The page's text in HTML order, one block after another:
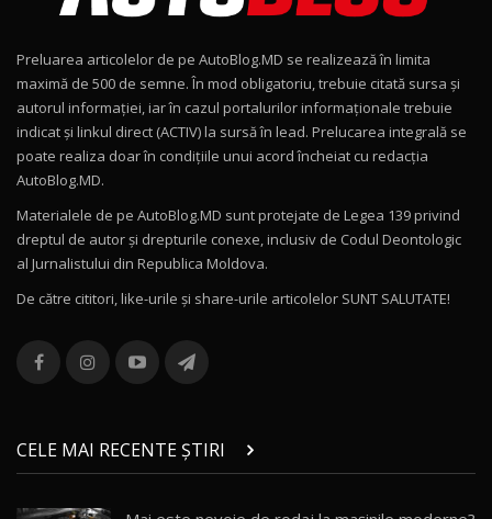
15:22
Mercedes-AMG E 53 HYBRID 4MATIC+ / Test
Drive AutoBlog.MD
16:27
11
Noul Volvo ES90 / Test Drive AutoBlog.MD
12
Noul MG HS / Test Drive AutoBlog.MD
16:48
13
combină aventura cu luxul / AutoBlog.MD
36:08
chinez care face lumea să se întoarcă după el
/ AutoBlog.MD
17:27
Preluarea articolelor de pe AutoBlog.MD se realizează în limita
maximă de 500 de semne. În mod obligatoriu, trebuie citată sursa și
autorul informației, iar în cazul portalurilor informaționale trebuie
indicat și linkul direct (ACTIV) la sursă în lead. Prelucarea integrală se
poate realiza doar în condițiile unui acord încheiat cu redacţia
AutoBlog.MD.
Materialele de pe AutoBlog.MD sunt protejate de Legea 139 privind
dreptul de autor și drepturile conexe, inclusiv de Codul Deontologic
al Jurnalistului din Republica Moldova.
De către cititori, like-urile şi share-urile articolelor SUNT SALUTATE!
CELE MAI RECENTE ȘTIRI